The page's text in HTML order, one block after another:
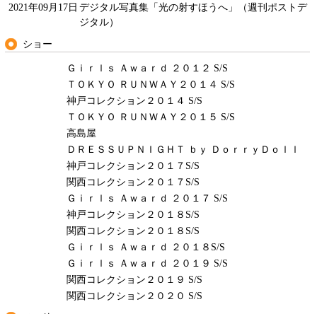
2021年09月17日 デジタル写真集「光の射すほうへ」（週刊ポストデ
ジタル）
ショー
Ｇｉｒｌｓ Ａｗａｒｄ ２０１２ S/S
ＴＯＫＹＯ ＲＵＮＷＡＹ２０１４ S/S
神戸コレクション２０１４ S/S
ＴＯＫＹＯ ＲＵＮＷＡＹ２０１５ S/S
高島屋
ＤＲＥＳＳＵＰＮＩＧＨＴ ｂｙ ＤｏｒｒｙＤｏｌｌ
神戸コレクション２０１７S/S
関西コレクション２０１７S/S
Ｇｉｒｌｓ Ａｗａｒｄ ２０１７ S/S
神戸コレクション２０１８S/S
関西コレクション２０１８S/S
Ｇｉｒｌｓ Ａｗａｒｄ ２０１８S/S
Ｇｉｒｌｓ Ａｗａｒｄ ２０１９ S/S
関西コレクション２０１９ S/S
関西コレクション２０２０ S/S